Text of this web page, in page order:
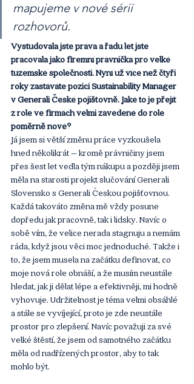
mapujeme v nové sérii
rozhovorů.
Vystudovala jste práva a řadu let jste
pracovala jako firemní právnička pro velké
tuzemské společnosti. Nyní už více než čtyři
roky zastáváte pozici Sustainability Manager
v Generali České pojišťovně. Jaké to je přejít
z role ve firmách velmi zavedené do role
poměrně nové?
Já jsem si větší změnu práce vyzkoušela
hned několikrát – kromě právničiny jsem
přes šest let vedla tým nákupu a později jsem
měla na starosti projekt slučování Generali
Slovensko s Generali Českou pojišťovnou.
Každá takováto změna mě vždy posune
dopředu jak pracovně, tak i lidsky. Navíc o
sobě vím, že velice nerada stagnuju a nemám
ráda, když jsou věci moc jednoduché. Takže i
to, že jsem musela na začátku definovat, co
moje nová role obnáší, a že musím neustále
hledat, jak ji dělat lépe a efektivněji, mi hodně
vyhovuje. Udržitelnost je téma velmi obsáhlé
a stále se vyvíjející, proto je zde neustále
prostor pro zlepšení. Navíc považuji za své
velké štěstí, že jsem od samotného začátku
měla od nadřízených prostor, aby to tak
mohlo být.